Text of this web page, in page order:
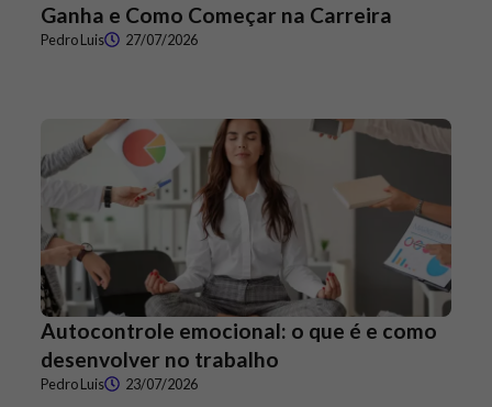
Ganha e Como Começar na Carreira
Pedro Luis 27/07/2026
Autocontrole emocional: o que é e como
desenvolver no trabalho
Pedro Luis 23/07/2026